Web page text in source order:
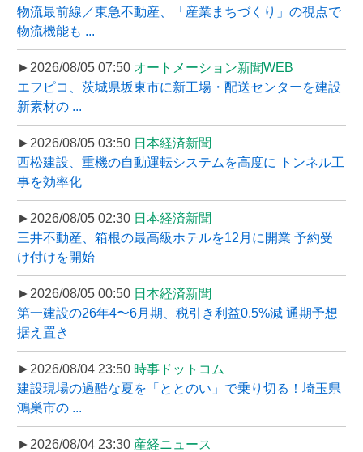
物流最前線／東急不動産、「産業まちづくり」の視点で
物流機能も ...
►2026/08/05 07:50 オートメーション新聞WEB
エフピコ、茨城県坂東市に新工場・配送センターを建設
新素材の ...
►2026/08/05 03:50 日本経済新聞
西松建設、重機の自動運転システムを高度に トンネル工
事を効率化
►2026/08/05 02:30 日本経済新聞
三井不動産、箱根の最高級ホテルを12月に開業 予約受
け付けを開始
►2026/08/05 00:50 日本経済新聞
第一建設の26年4〜6月期、税引き利益0.5%減 通期予想
据え置き
►2026/08/04 23:50 時事ドットコム
建設現場の過酷な夏を「ととのい」で乗り切る！埼玉県
鴻巣市の ...
►2026/08/04 23:30 産経ニュース